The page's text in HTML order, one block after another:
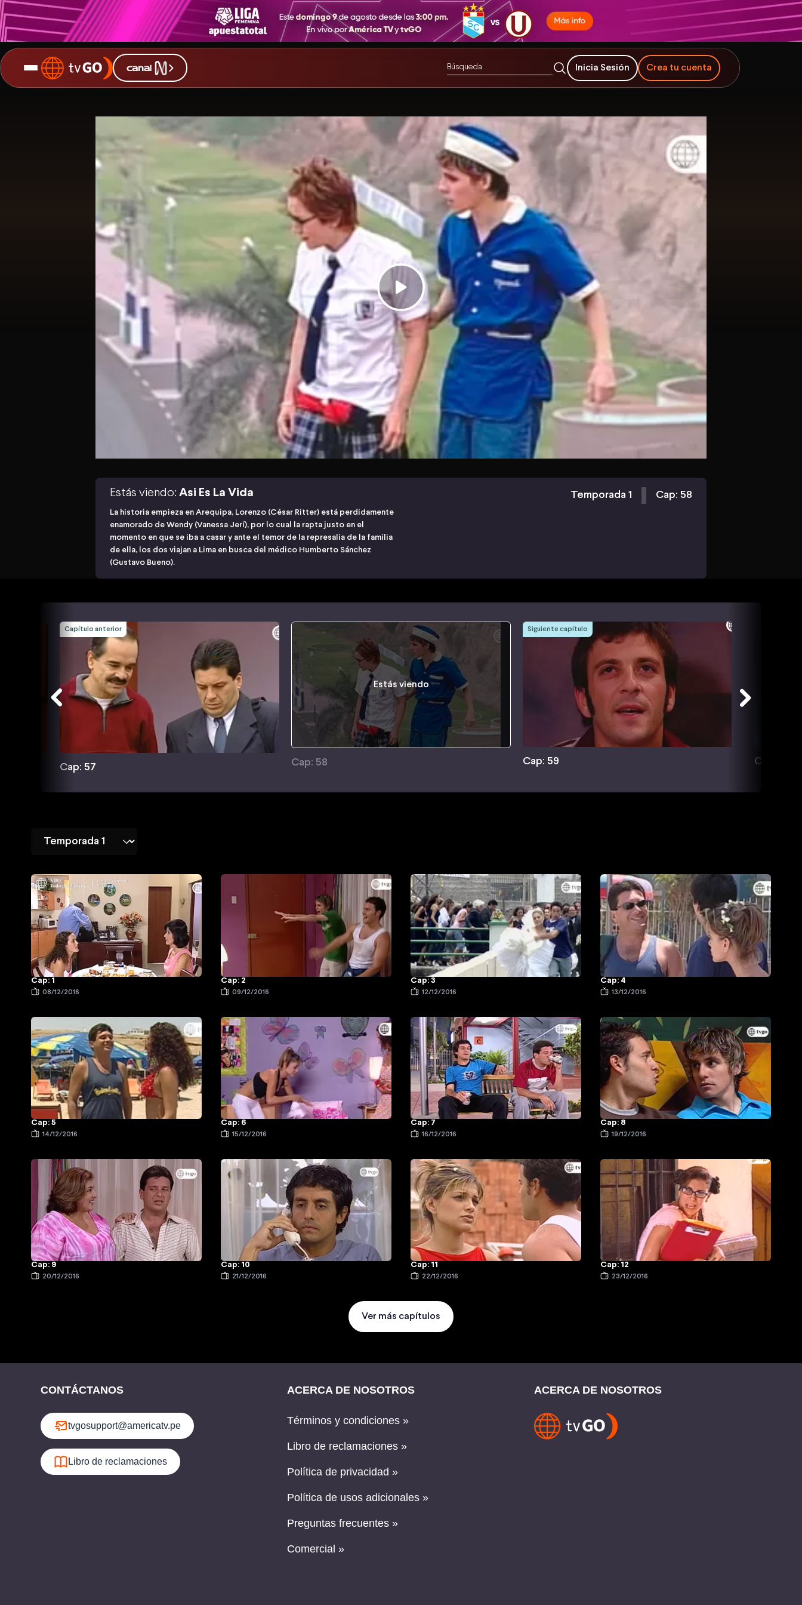
Inicia Sesión Crea tu cuenta
Estás viendo: Asi Es La Vida
La historia empieza en Arequipa, Lorenzo (César Ritter) está perdidamente
enamorado de Wendy (Vanessa Jerí), por lo cual la rapta justo en el
momento en que se iba a casar y ante el temor de la represalia de la familia
de ella, los dos viajan a Lima en busca del médico Humberto Sánchez
(Gustavo Bueno).
Temporada 1 Cap: 58
Capítulo anterior
Cap: 57
Estás viendo
Cap: 58
Siguiente capítulo
Cap: 59 Cap: 60
Cap: 1
08/12/2016
Cap: 2
09/12/2016
Cap: 3
12/12/2016
Cap: 4
13/12/2016
Cap: 5
14/12/2016
Cap: 6
15/12/2016
Cap: 7
16/12/2016
Cap: 8
19/12/2016
Cap: 9
20/12/2016
Cap: 10
21/12/2016
Cap: 11
22/12/2016
Cap: 12
23/12/2016
Ver más capítulos
CONTÁCTANOS
tvgosupport@americatv.pe
Libro de reclamaciones
ACERCA DE NOSOTROS
Términos y condiciones »
Libro de reclamaciones »
Política de privacidad »
Política de usos adicionales »
Preguntas frecuentes »
Comercial »
ACERCA DE NOSOTROS